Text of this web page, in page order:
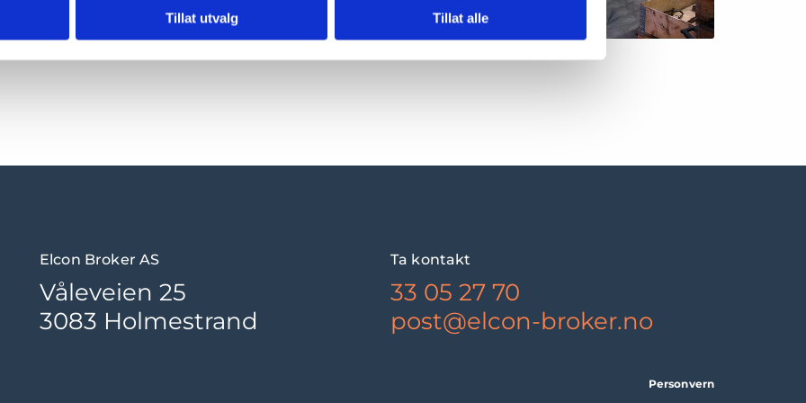
Tillat utvalg Tillat alle
Elcon Broker AS
Våleveien 25
3083 Holmestrand
Ta kontakt
33 05 27 70
post@elcon-broker.no
Personvern